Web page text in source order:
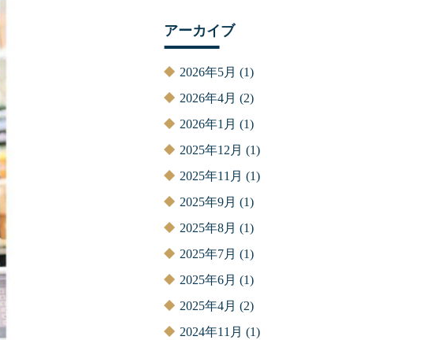
アーカイブ
2026年5月 (1)
2026年4月 (2)
2026年1月 (1)
2025年12月 (1)
2025年11月 (1)
2025年9月 (1)
2025年8月 (1)
2025年7月 (1)
2025年6月 (1)
2025年4月 (2)
2024年11月 (1)